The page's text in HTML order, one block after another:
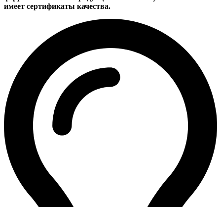
имеет сертификаты качества.